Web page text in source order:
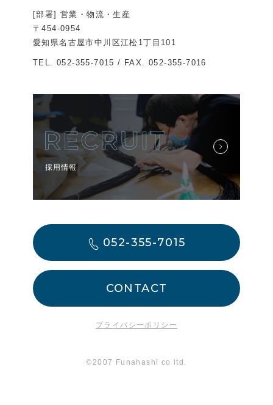
[部署] 営業・物流・生産
〒454-0954
愛知県名古屋市中川区江松1丁目101
TEL. 052-355-7015 / FAX. 052-355-7016
採用情報
052-355-7015
CONTACT
プライバシーポリシー
©2007 Funahashi co ltd.